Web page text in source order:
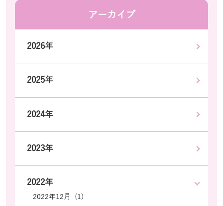
アーカイブ
2026年
2025年
2024年
2023年
2022年
2022年12月 (1)